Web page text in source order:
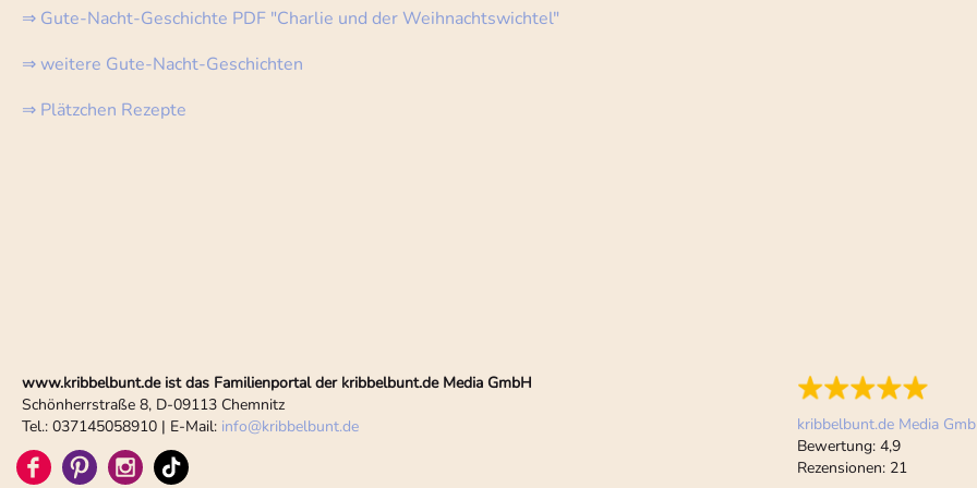
⇒ Gute-Nacht-Geschichte PDF "Charlie und der Weihnachtswichtel"
⇒ weitere Gute-Nacht-Geschichten
⇒ Plätzchen Rezepte
www.kribbelbunt.de ist das Familienportal der kribbelbunt.de Media GmbH
Schönherrstraße 8, D-09113 Chemnitz
Tel.: 037145058910 | E-Mail: info@kribbelbunt.de
kribbelbunt.de Media
Bewertung: 4,9
Rezensionen: 21